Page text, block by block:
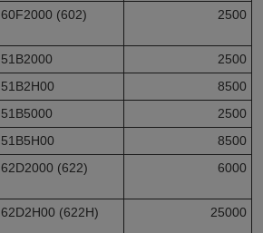
60F2000 (602) 2500
51B2000
2500
51B2H00
8500
51B5000
2500
51B5H00
8500
62D2000 (622) 6000
62D2H00 (622H) 25000